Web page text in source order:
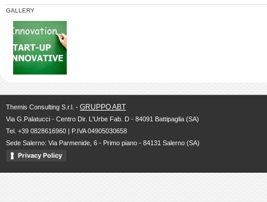
GALLERY
Themis Consulting S.r.l. - GRUPPO ABT
Via G.Palatucci - Centro Dir. L'Urbe Fab. D - 84091 Battipaglia (SA)
Tel. +39 0828616960 | P.IVA 04905030658
Sede Salerno: Via Parmenide, 6 - Primo piano - 84131 Salerno (SA)
Privacy Policy